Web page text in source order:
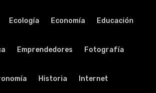
Ecología Economía Educación
Emprendedores Fotografía
Historia Internet